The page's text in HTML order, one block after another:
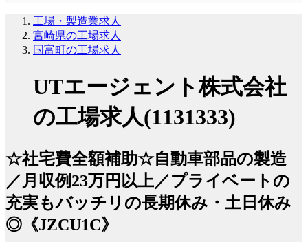
工場・製造業求人
宮崎県の工場求人
国富町の工場求人
UTエージェント株式会社
の工場求人(1131333)
☆社宅費全額補助☆自動車部品の製造
／月収例23万円以上／プライベートの
充実もバッチリの長期休み・土日休み
◎《JZCU1C》